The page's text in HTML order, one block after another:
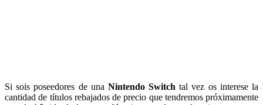
Si sois poseedores de una Nintendo Switch tal vez os interese la
cantidad de títulos rebajados de precio que tendremos próximamente